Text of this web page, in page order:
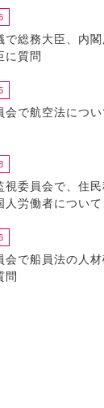
で総務大臣、内閣
に質問
会で航空法につい
視委員会で、住民
労働者について
会で船員法の人材
問